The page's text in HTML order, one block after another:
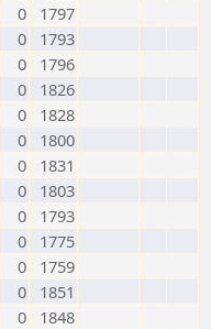
0
1797
0
1793
0
1796
0
1826
0
1828
0
1800
0
1831
0
1803
0
1793
0
1775
0
1759
0
1851
0
1848